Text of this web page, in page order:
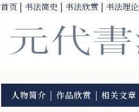
首页 | 书法简史 | 书法欣赏 | 书法理论
人物简介 | 作品欣赏 | 相关文章